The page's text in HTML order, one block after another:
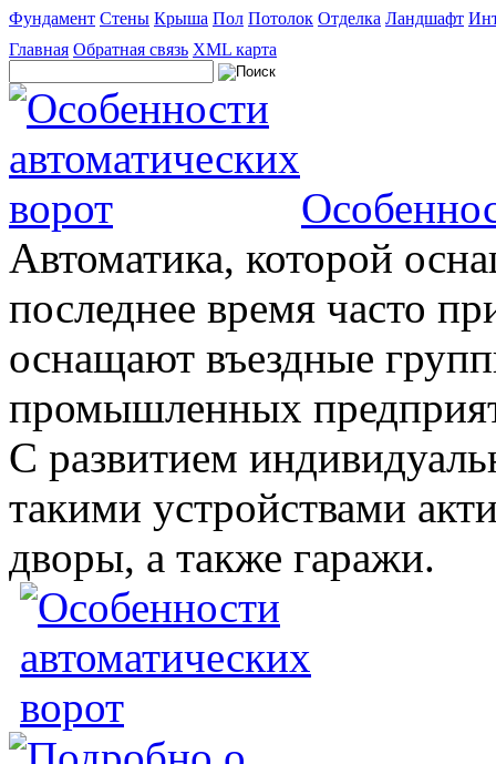
Фундамент Стены Крыша Пол Потолок Отделка Ландшафт
Главная Обратная связь XML карта
Автоматика, которой
последнее время часто
оснащают въездные
промышленных
С развитием
такими устройствами
дворы, а также гаражи.